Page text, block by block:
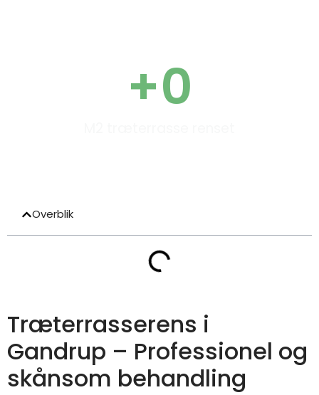
+0
Overblik
Træterrasserens i
Gandrup – Professionel og
skånsom behandling